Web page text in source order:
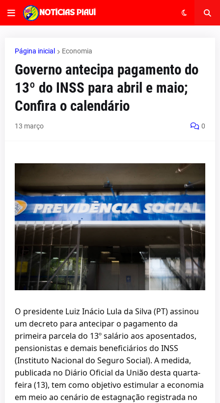
Página inicial Economia
Governo antecipa pagamento do
13º do INSS para abril e maio;
Confira o calendário
13 março 0
O presidente Luiz Inácio Lula da Silva (PT) assinou
um decreto para antecipar o pagamento da
primeira parcela do 13º salário aos aposentados,
pensionistas e demais beneficiários do INSS
(Instituto Nacional do Seguro Social). A medida,
publicada no Diário Oficial da União desta quarta-
feira (13), tem como objetivo estimular a economia
em meio ao cenário de estagnação registrada no